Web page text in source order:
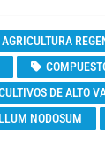
AGRICULTURA
DE ALTO
NODOSUM